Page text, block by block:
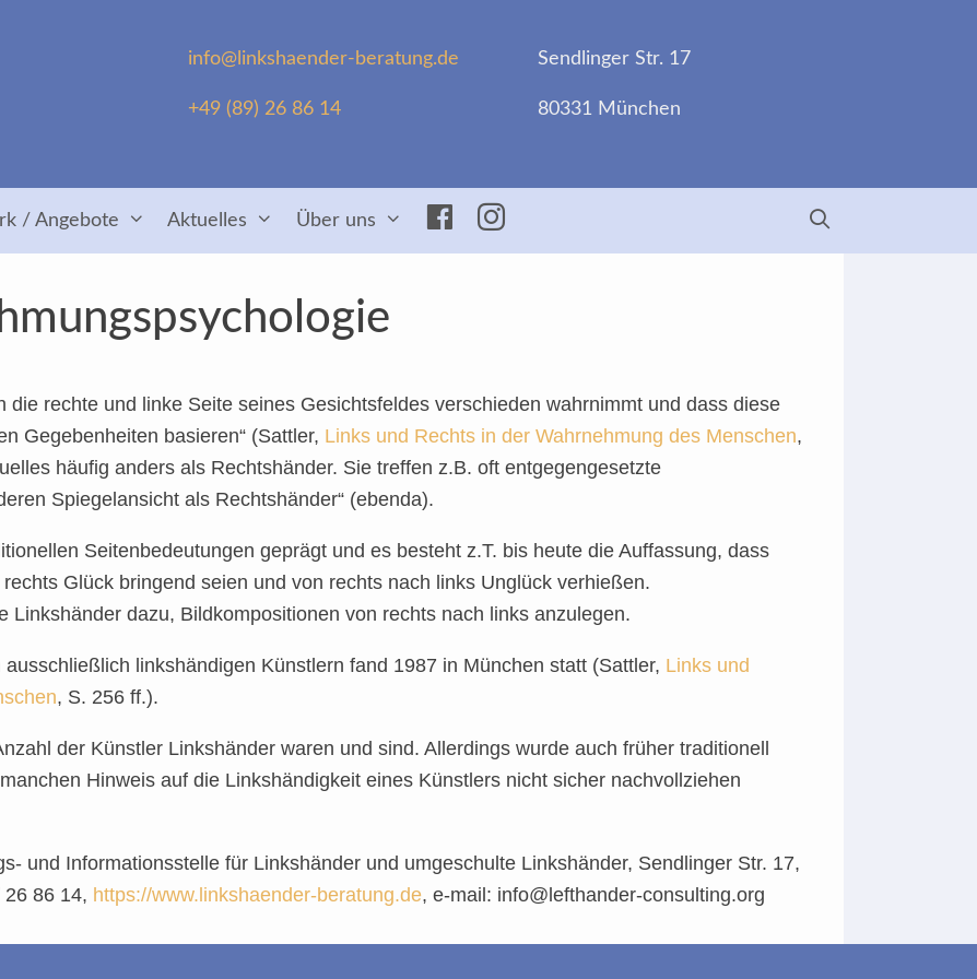
info@linkshaender-beratung.de
+49 (89) 26 86 14
Sendlinger Str. 17
80331 München
/ Angebote Aktuelles Über uns Facebook
Insta
die rechte und linke Seite seines Gesichtsfeldes verschieden wahrnimmt und dass diese
Gegebenheiten basieren“ (Sattler, Links und Rechts in der Wahrnehmung des Menschen,
häufig anders als Rechtshänder. Sie treffen z.B. oft entgegengesetzte
Spiegelansicht als Rechtshänder“ (ebenda).
Seitenbedeutungen geprägt und es besteht z.T. bis heute die Auffassung, dass
Glück bringend seien und von rechts nach links Unglück verhießen.
Linkshänder dazu, Bildkompositionen von rechts nach links anzulegen.
linkshändigen Künstlern fand 1987 in München statt (Sattler, Links und
, S. 256 ff.).
der Künstler Linkshänder waren und sind. Allerdings wurde auch früher traditionell
Hinweis auf die Linkshändigkeit eines Künstlers nicht sicher nachvollziehen
und Informationsstelle für Linkshänder und umgeschulte Linkshänder, Sendlinger Str. 17,
86 14, https://www.linkshaender-beratung.de, e-mail: info@lefthander-consulting.org